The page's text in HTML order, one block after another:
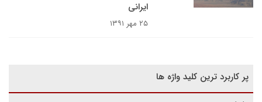
ایرانی
۲۵ مهر ۱۳۹۱
پر کاربرد ترین کلید واژه ها